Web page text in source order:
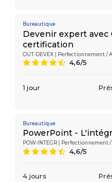
Bureautique
Devenir expert avec
certification
OUT-DEVEX | Perfectionnement /
9 4,6/5
1 jour
Bureautique
PowerPoint -
POW-INTEGR | Perfectionnement
9 4,6/5
4 jours